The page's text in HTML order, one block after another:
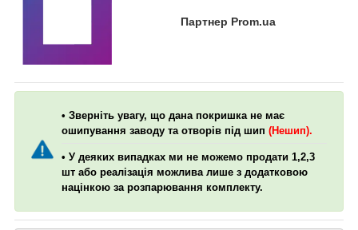
Партнер Prom.ua
• Зверніть увагу, що дана покришка не має
ошипування заводу та отворів під шип (Нешип).
• У деяких випадках ми не можемо продати 1,2,3
шт або реалізація можлива лише з додатковою
націнкою за розпарювання комплекту.